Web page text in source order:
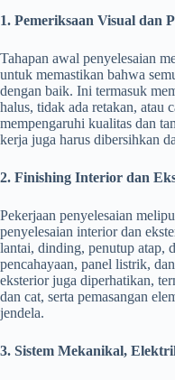
1. Pemeriksaan Visual dan
Tahapan awal penyelesaian
untuk memastikan bahwa
dengan baik. Ini termasuk
halus, tidak ada retakan, atau
mempengaruhi kualitas dan
kerja juga harus dibersihkan
2. Finishing Interior dan
Pekerjaan penyelesaian
penyelesaian interior dan
lantai, dinding, penutup atap,
pencahayaan, panel listrik,
eksterior juga diperhatikan,
dan cat, serta pemasangan
jendela.
3. Sistem Mekanikal,